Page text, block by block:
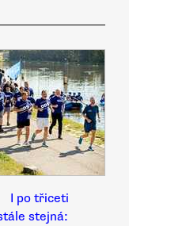
I po třiceti
stejná: